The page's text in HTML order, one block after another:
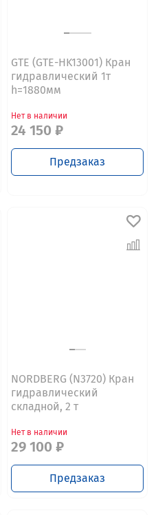
GTE (GTE-HK13001) Кран
гидравлический 1т
h=1880мм
Нет в наличии
24 150 ₽
Предзаказ
NORDBERG (N3720) Кран
гидравлический
складной, 2 т
Нет в наличии
29 100 ₽
Предзаказ